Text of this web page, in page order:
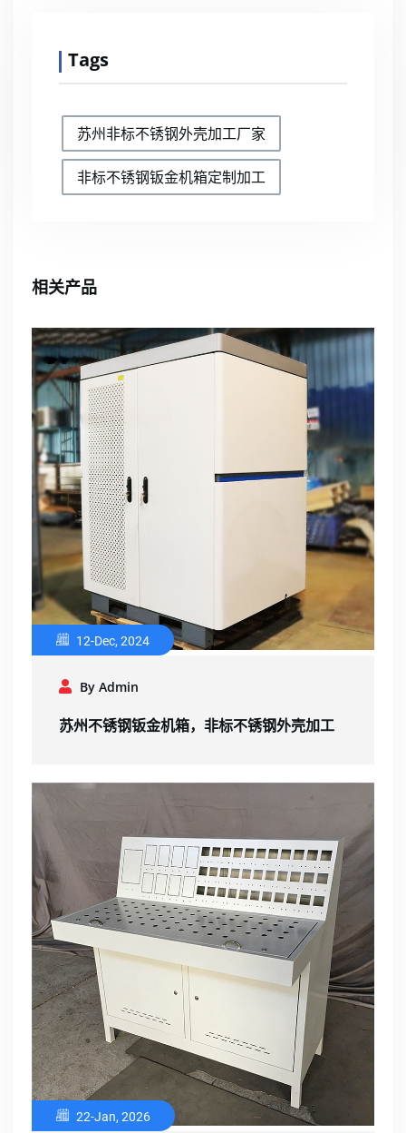
Tags
苏州非标不锈钢外壳加工厂家
非标不锈钢钣金机箱定制加工
相关产品
12-Dec, 2024
By Admin
苏州不锈钢钣金机箱，非标不锈钢外壳加工
22-Jan, 2026